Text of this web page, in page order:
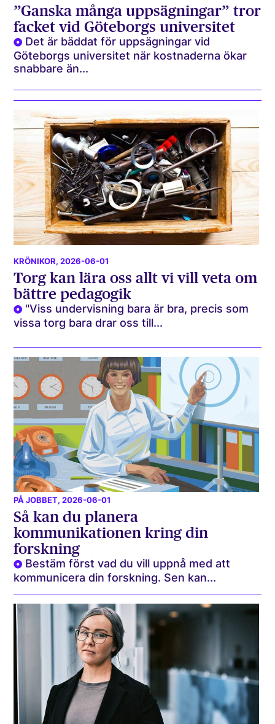
”Ganska många uppsägningar” tror
facket vid Göteborgs universitet
Det är bäddat för uppsägningar vid
Göteborgs universitet när kostnaderna ökar
snabbare än...
KRÖNIKOR, 2026-06-01
Torg kan lära oss allt vi vill veta om
bättre pedagogik
"Viss undervisning bara är bra, precis som
vissa torg bara drar oss till...
PÅ JOBBET, 2026-06-01
Så kan du planera
kommunikationen kring din
forskning
Bestäm först vad du vill uppnå med att
kommunicera din forskning. Sen kan...